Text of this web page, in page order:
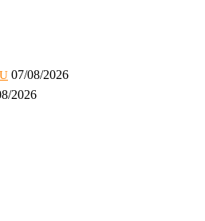
07/08/2026
2026